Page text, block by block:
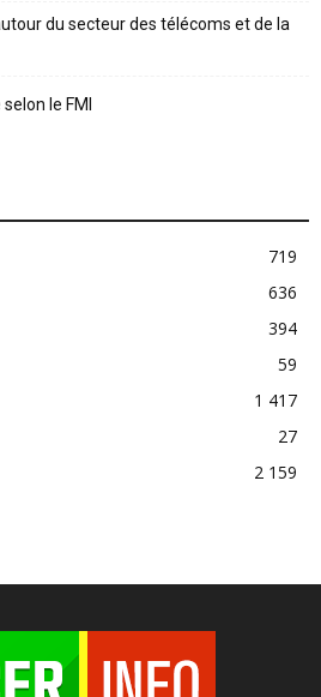
du secteur des télécoms et de la
le FMI
719
636
394
59
1 417
27
2 159